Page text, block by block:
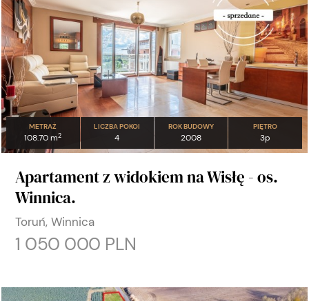
METRAŻ
108.70 m2
LICZBA POKOI
4
ROK BUDOWY
2008
PIĘTRO
3p
Apartament z widokiem na Wisłę - os.
Winnica.
Toruń, Winnica
1 050 000 PLN